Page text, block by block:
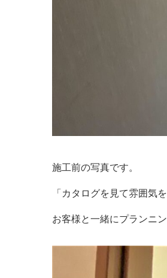
施工前の写真です。
「カタログを見て雰囲気
お客様と一緒にプランニ